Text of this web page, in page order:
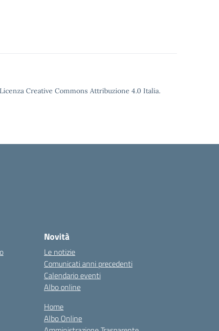
Creative Commons Attribuzione 4.0 Italia.
Novità
Le notizie
Comunicati anni precedenti
Calendario eventi
Albo online
Home
Albo Online